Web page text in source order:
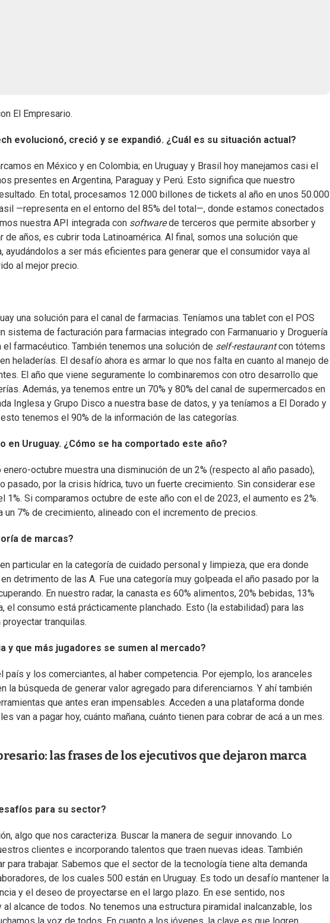
El Empresario.
evolucionó, creció y se expandió. ¿Cuál es su situación actual?
en México y en Colombia; en Uruguay y Brasil hoy manejamos casi el
presentes en Argentina, Paraguay y Perú. Esto significa que nuestro
En total, procesamos 12.000 billones de tickets al año en unos 50.000
—representa en el entorno del 85% del total—, donde estamos conectados
nuestra API integrada con softwarede terceros que permite absorber y
de años, es cubrir toda Latinoamérica. Al final, somos una solución que
a ser más eficientes para generar que el consumidor vaya al
al mejor precio.
una solución para el canal de farmacias. Teníamos una tablet con el POS
sistema de facturación para farmacias integrado con Farmanuario y Droguería
farmacéutico. También tenemos una solución de self-restaurantcon tótems
heladerías. El desafío ahora es armar lo que nos falta en cuanto al manejo de
El año que viene seguramente lo combinaremos con otro desarrollo que
Además, ya tenemos entre un 70% y 80% del canal de supermercados en
Inglesa y Grupo Disco a nuestra base de datos, y ya teníamos a El Dorado y
esto tenemos el 90% de la información de las categorías.
en Uruguay. ¿Cómo se ha comportado este año?
octubre muestra una disminución de un 2% (respecto al año pasado),
pasado, por la crisis hídrica, tuvo un fuerte crecimiento. Sin considerar ese
1%. Si comparamos octubre de este año con el de 2023, el aumento es 2%.
un 7% de crecimiento, alineado con el incremento de precios.
de marcas?
particular en la categoría de cuidado personal y limpieza, que era donde
detrimento de las A. Fue una categoría muy golpeada el año pasado por la
En nuestro radar, la canasta es 60% alimentos, 20% bebidas, 13%
el consumo está prácticamente planchado. Esto (la estabilidad) para las
tranquilas.
y que más jugadores se sumen al mercado?
y los comerciantes, al haber competencia. Por ejemplo, los aranceles
la búsqueda de generar valor agregado para diferenciarnos. Y ahí también
que antes eran impensables. Acceden a una plataforma donde
van a pagar hoy, cuánto mañana, cuánto tienen para cobrar de acá a un mes.
las frases de los ejecutivos que dejaron marca
para su sector?
algo que nos caracteriza. Buscar la manera de seguir innovando. Lo
clientes e incorporando talentos que traen nuevas ideas. También
trabajar. Sabemos que el sector de la tecnología tiene alta demanda
de los cuales 500 están en Uruguay. Es todo un desafío mantener la
y el deseo de proyectarse en el largo plazo. En ese sentido, nos
alcance de todos. No tenemos una estructura piramidal inalcanzable, los